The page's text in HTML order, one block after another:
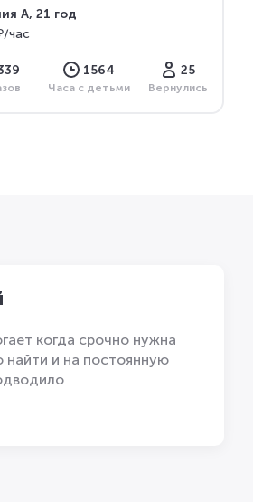
А, 21 год
час
1564
Часа с детьми
25
Вернулись
когда срочно нужна
и на постоянную